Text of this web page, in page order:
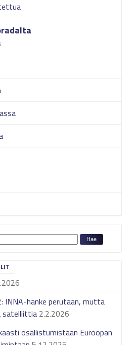
INNA-hanke perutaan, mutta
satelliittia 2.2.2026
osallistumistaan Euroopan